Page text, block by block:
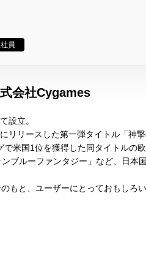
員
会社Cygames
設立。
リリースした第一弾タイトル「神
米国1位を獲得した同タイトルの
ブルーファンタジー」など、日本
もと、ユーザーにとっておもしろ